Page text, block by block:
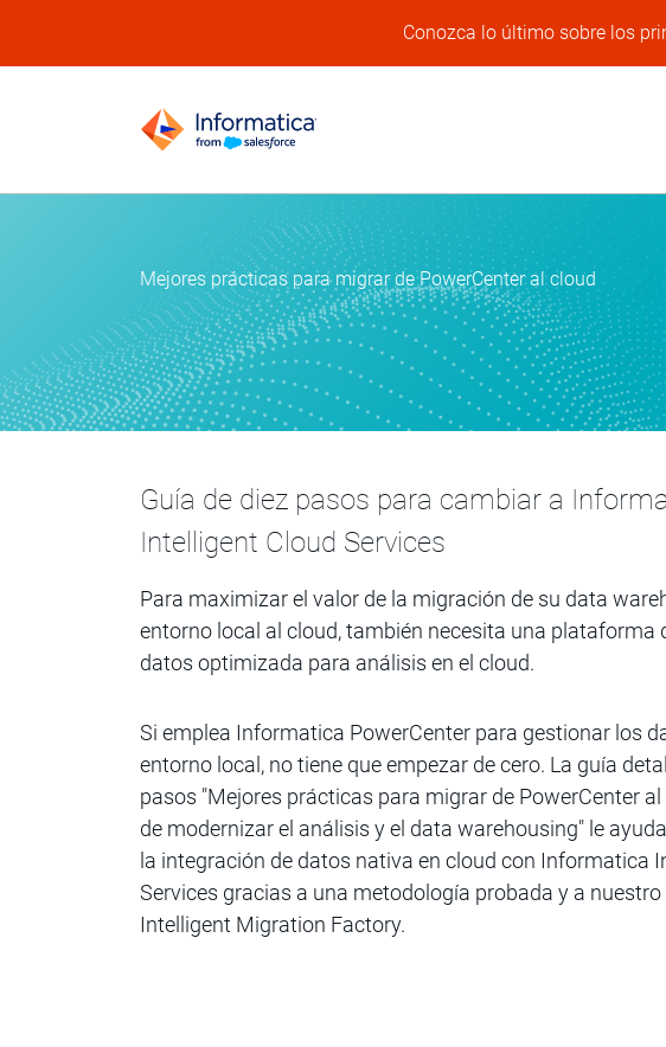
Conozca lo último sobre los
Mejores prácticas para migrar de PowerCenter al cloud
Guía de diez pasos para cambiar a
Intelligent Cloud Services
Para maximizar el valor de la migración de su data
entorno local al cloud, también necesita una plataforma
datos optimizada para análisis en el cloud.
Si emplea Informatica PowerCenter para gestionar los
entorno local, no tiene que empezar de cero. La guía
pasos "Mejores prácticas para migrar de PowerCenter
de modernizar el análisis y el data warehousing" le
la integración de datos nativa en cloud con Informatica
Services gracias a una metodología probada y a
Intelligent Migration Factory.